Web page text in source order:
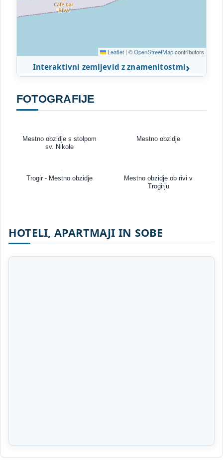
Leaflet | ©OpenStreetMapcontributors
Interaktivni zemljevid z znamenitostmi
FOTOGRAFIJE
Mestno obzidje s stolpom
sv. Nikole
Mestno obzidje
Trogir - Mestno obzidje
Mestno obzidje ob rivi v
Trogirju
HOTELI, APARTMAJI IN SOBE